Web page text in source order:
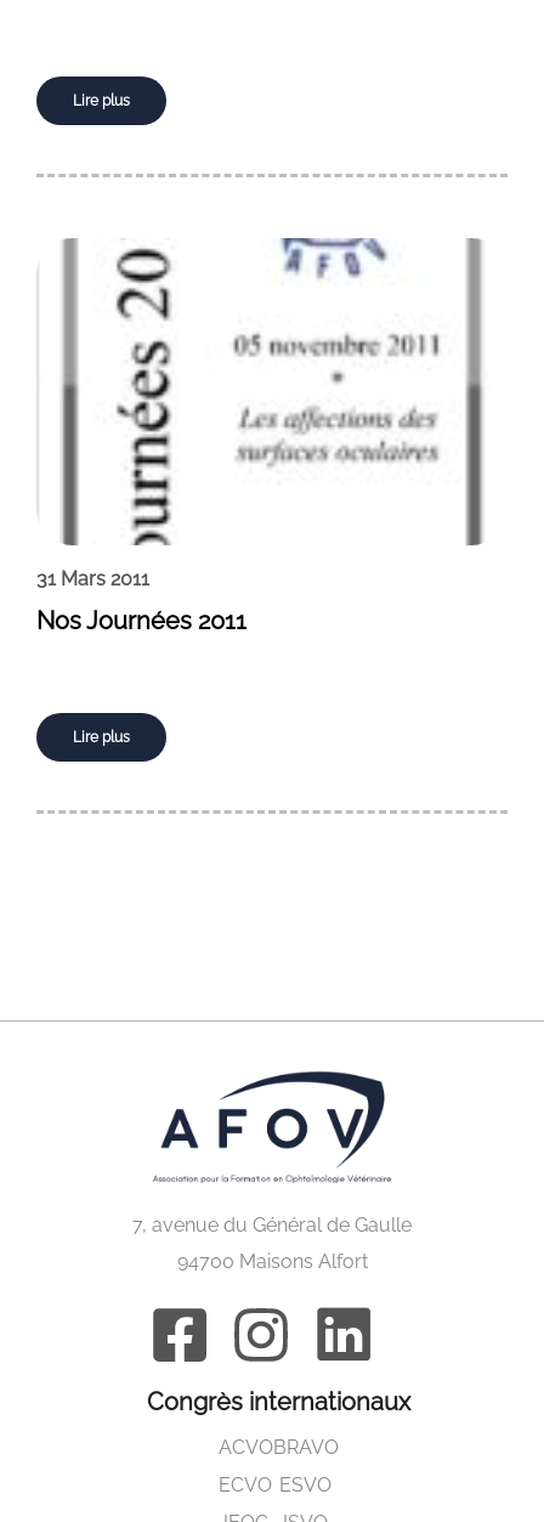
Lire plus
31 Mars 2011
Nos Journées 2011
Lire plus
7, avenue du Général de Gaulle
94700 Maisons Alfort
Congrès internationaux
ACVO
ECVO
BRAVO
ESVO